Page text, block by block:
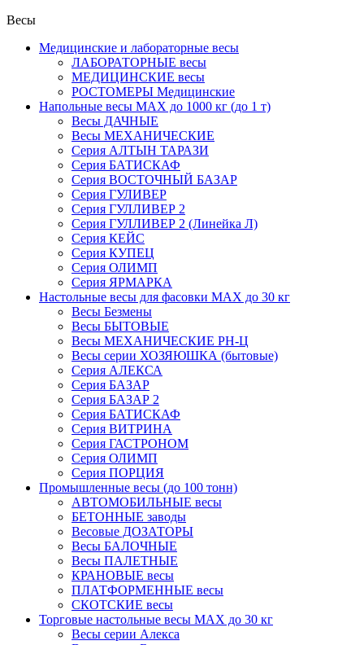
Весы
Медицинские и лабораторные весы
ЛАБОРАТОРНЫЕ весы
МЕДИЦИНСКИЕ весы
РОСТОМЕРЫ Медицинские
Напольные весы MAX до 1000 кг (до 1 т)
Весы ДАЧНЫЕ
Весы МЕХАНИЧЕСКИЕ
Серия АЛТЫН ТАРАЗИ
Серия БАТИСКАФ
Серия ВОСТОЧНЫЙ БАЗАР
Серия ГУЛИВЕР
Серия ГУЛЛИВЕР 2
Серия ГУЛЛИВЕР 2 (Линейка Л)
Серия КЕЙС
Серия КУПЕЦ
Серия ОЛИМП
Серия ЯРМАРКА
Настольные весы для фасовки MAX до 30 кг
Весы Безмены
Весы БЫТОВЫЕ
Весы МЕХАНИЧЕСКИЕ РН-Ц
Весы серии ХОЗЯЮШКА (бытовые)
Серия АЛЕКСА
Серия БАЗАР
Серия БАЗАР 2
Серия БАТИСКАФ
Серия ВИТРИНА
Серия ГАСТРОНОМ
Серия ОЛИМП
Серия ПОРЦИЯ
Промышленные весы (до 100 тонн)
АВТОМОБИЛЬНЫЕ весы
БЕТОННЫЕ заводы
Весовые ДОЗАТОРЫ
Весы БАЛОЧНЫЕ
Весы ПАЛЕТНЫЕ
КРАНОВЫЕ весы
ПЛАТФОРМЕННЫЕ весы
СКОТСКИЕ весы
Торговые настольные весы MAX до 30 кг
Весы серии Алекса